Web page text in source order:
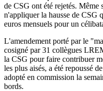
de CSG ont été rejetés.
n'appliquer la hausse de CSG
euros mensuels pour un
L'amendement porté par le
cosigné par 31 collègues
la CSG pour faire contribuer
les plus aisés, a été repoussé
adopté en commission la
bords.